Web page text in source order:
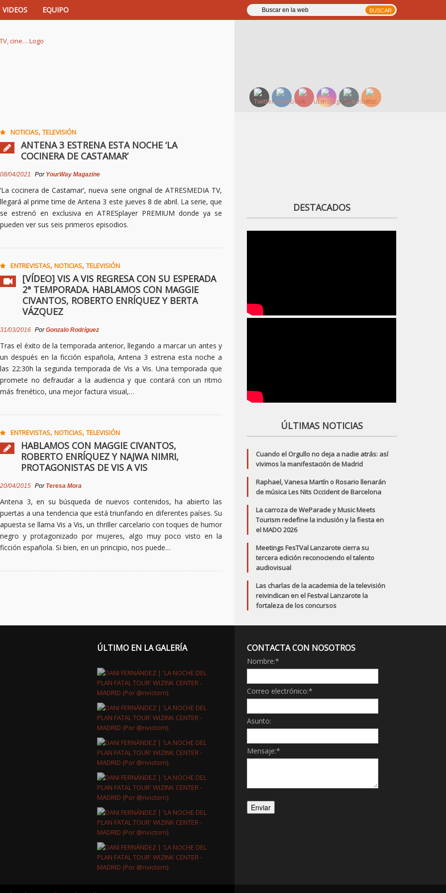
VIDEOS EQUIPO
NOTICIAS, TELEVISIÓN
ANTENA 3 ESTRENA ESTA NOCHE ‘LA
COCINERA DE CASTAMAR’
08/04/2021 Por YourWay Magazine
‘La cocinera de Castamar’, nueva serie original de ATRESMEDIA TV,
llegará al prime time de Antena 3 este jueves 8 de abril. La serie, que
se estrenó en exclusiva en ATRESplayer PREMIUM donde ya se
pueden ver sus seis primeros episodios.
ENTREVISTAS, NOTICIAS, TELEVISIÓN
[VÍDEO] VIS A VIS REGRESA CON SU ESPERADA
2ª TEMPORADA. HABLAMOS CON MAGGIE
CIVANTOS, ROBERTO ENRÍQUEZ Y BERTA
VÁZQUEZ
31/03/2016 PorGonzalo Rodríguez
Tras el éxito de la temporada anterior, llegando a marcar un antes y
un después en la ficción española, Antena 3 estrena esta noche a
las 22:30h la segunda temporada de Vis a Vis. Una temporada que
promete no defraudar a la audiencia y que contará con un ritmo
más frenético, una mejor factura visual,…
ENTREVISTAS, NOTICIAS, TELEVISIÓN
HABLAMOS CON MAGGIE CIVANTOS,
ROBERTO ENRÍQUEZ Y NAJWA NIMRI,
PROTAGONISTAS DE VIS A VIS
20/04/2015 Por Teresa Mora
Antena 3, en su búsqueda de nuevos contenidos, ha abierto las
puertas a una tendencia que está triunfando en diferentes países. Su
apuesta se llama Vis a Vis, un thriller carcelario con toques de humor
negro y protagonizado por mujeres, algo muy poco visto en la
ficción española. Si bien, en un principio, nos puede…
DESTACADOS
ÚLTIMAS NOTICIAS
Cuando el Orgullo no deja a nadie atrás: así
vivimos la manifestación de Madrid
Raphael, Vanesa Martín o Rosario llenarán
de música Les Nits Occident de Barcelona
La carroza de WeParade y Music Meets
Tourism redefine la inclusión y la fiesta en
el MADO 2026
Meetings FesTVal Lanzarote cierra su
tercera edición reconociendo el talento
audiovisual
Las charlas de la academia de la televisión
reivindican en el Festval Lanzarote la
fortaleza de los concursos
ÚLTIMO EN LA GALERÍA CONTACTA CON NOSOTROS
Nombre:*
Correo electrónico:*
Asunto:
Mensaje:*